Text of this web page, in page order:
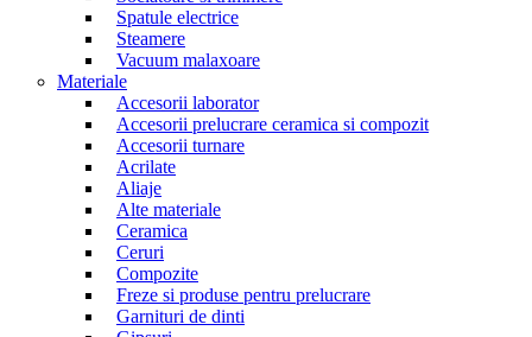
Spatule electrice
Steamere
Vacuum malaxoare
Materiale
Accesorii laborator
Accesorii prelucrare ceramica si compozit
Accesorii turnare
Acrilate
Aliaje
Alte materiale
Ceramica
Ceruri
Compozite
Freze si produse pentru prelucrare
Garnituri de dinti